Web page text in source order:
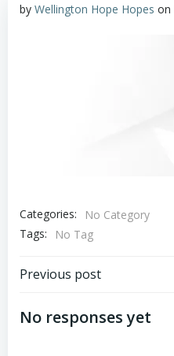
by Wellington Hope Hopes on
Categories:
No Category
Tags:
No Tag
Post
navigation
Previous post
No responses yet